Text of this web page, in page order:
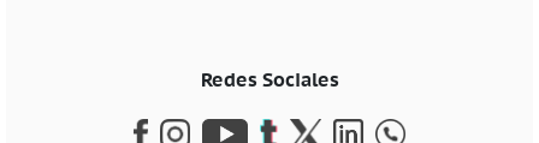
Redes Sociales